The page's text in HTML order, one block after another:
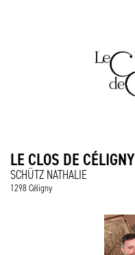
LE CLOS DE CÉLIGNY
SCHÜTZ NATHALIE
1298 Céligny